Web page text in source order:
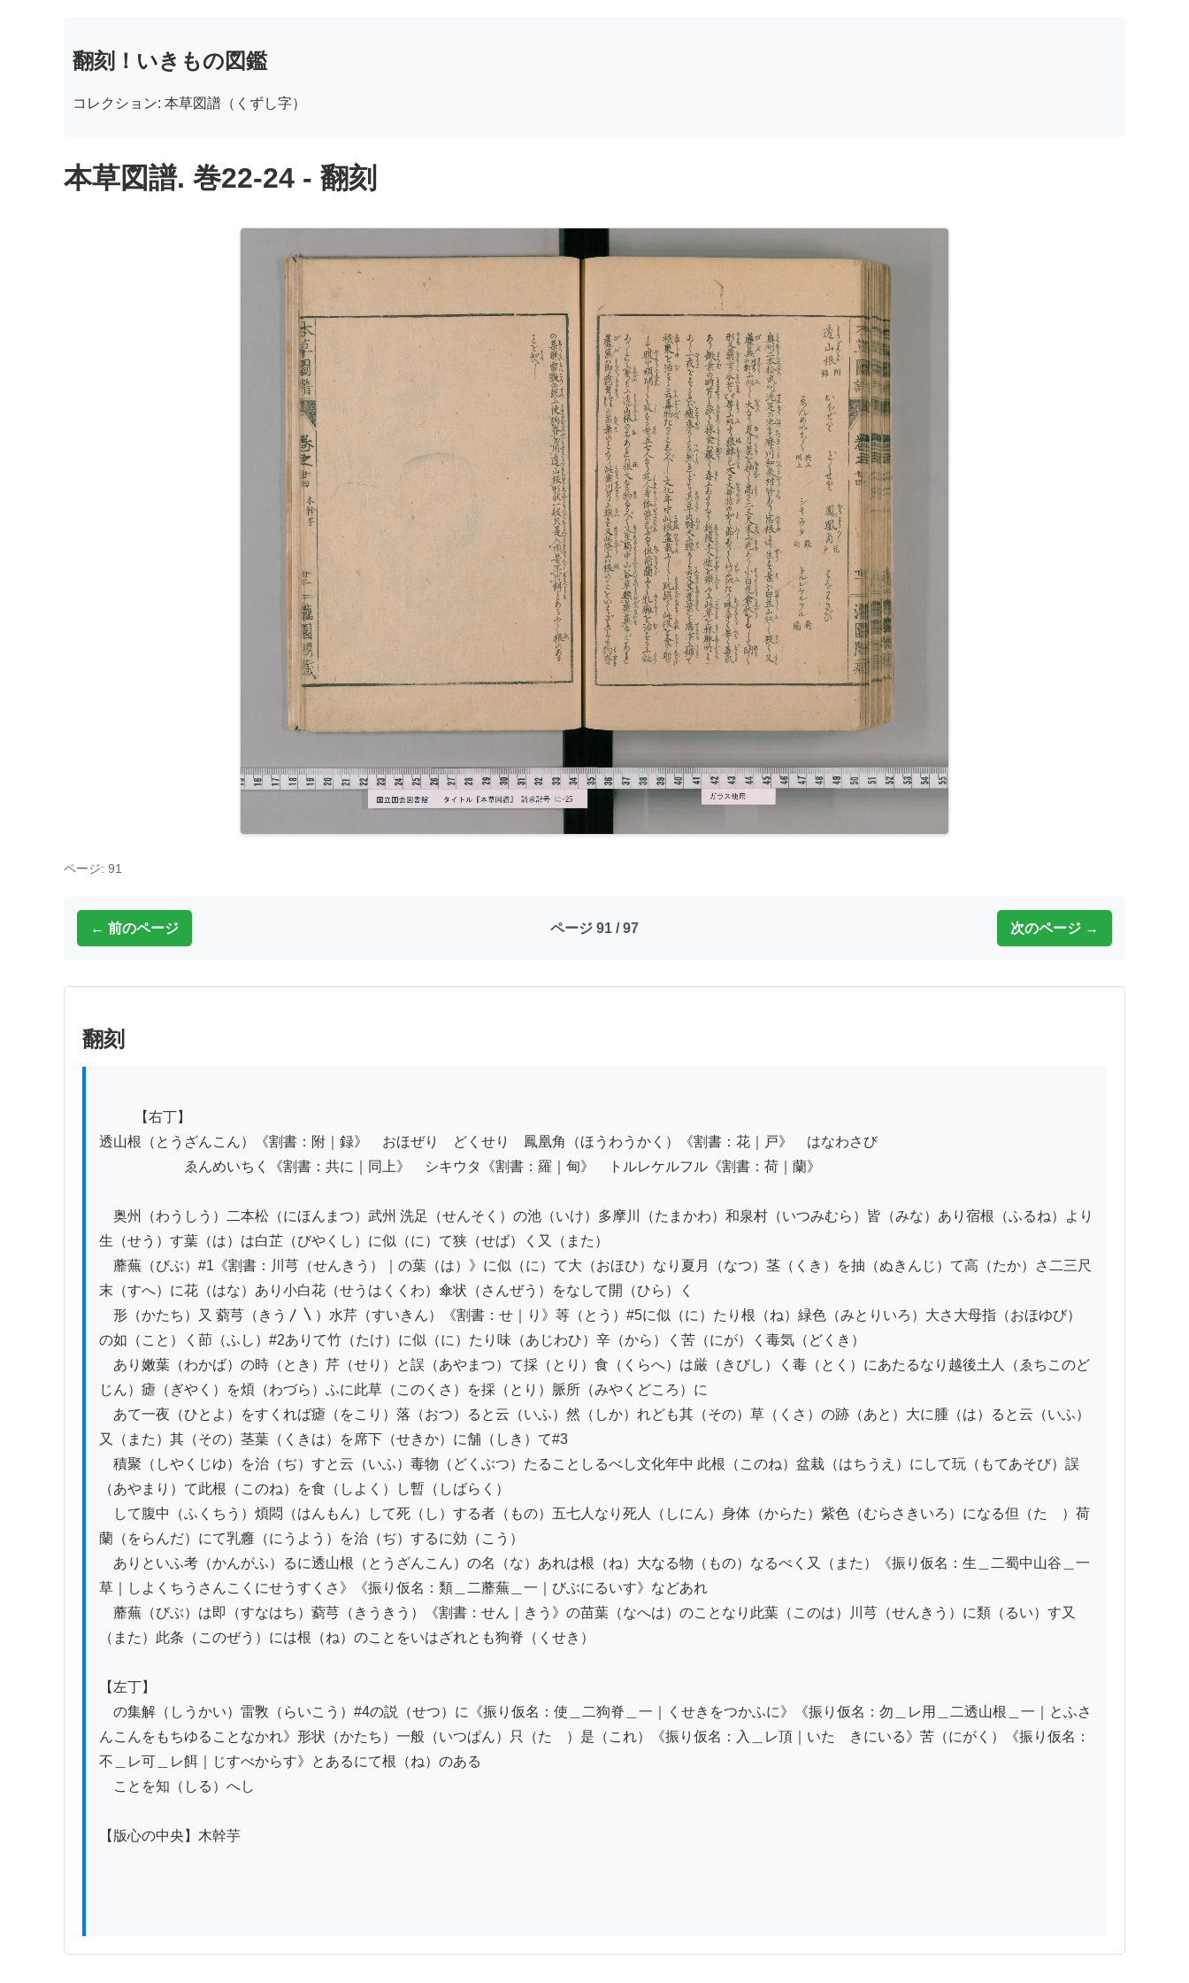
翻刻！いきもの図鑑
コレクション: 本草図譜（くずし字）
本草図譜. 巻22-24 - 翻刻
ページ: 91
← 前のページ ページ 91 / 97 次のページ →
翻刻
透山根（とうざんこん）《割書：附｜録》　おほぜり　どくせり　鳳凰角（ほうわうかく）《割書：花｜戸》　はなわさび
ゑんめいちく《割書：共に｜同上》　シキウタ《割書：羅｜甸》　トルレケルフル《割書：荷｜蘭》
奥州（わうしう）二本松（にほんまつ）武州 洗足（せんそく）の池（いけ）多摩川（たまかわ）和泉村（いつみむら）皆（みな）あり宿根（ふるね）より
生（せう）す葉（は）は白芷（びやくし）に似（に）て狭（せば）く又（また）
蘼蕪（びぶ）#1《割書：川芎（せんきう）｜の葉（は）》に似（に）て大（おほひ）なり夏月（なつ）茎（くき）を抽（ぬきんじ）て高（たか）さ二三尺
末（すへ）に花（はな）あり小白花（せうはくくわ）傘状（さんぜう）をなして開（ひら）く
形（かたち）又 藭芎（きう〳〵）水芹（すいきん）《割書：せ｜り》䓁（とう）#5に似（に）たり根（ね）緑色（みとりいろ）大さ大母指（おほゆび）
の如（こと）く莭（ふし）#2ありて竹（たけ）に似（に）たり味（あじわひ）辛（から）く苦（にが）く毒気（どくき）
あり嫩葉（わかば）の時（とき）芹（せり）と誤（あやまつ）て採（とり）食（くらへ）は厳（きびし）く毒（とく）にあたるなり越後土人（ゑちこのど
じん）瘧（ぎやく）を煩（わづら）ふに此草（このくさ）を採（とり）脈所（みやくどころ）に
あて一夜（ひとよ）をすくれば瘧（をこり）落（おつ）ると云（いふ）然（しか）れども其（その）草（くさ）の跡（あと）大に腫（は）ると云（いふ）
又（また）其（その）茎葉（くきは）を席下（せきか）に舗（しき）て#3
積聚（しやくじゆ）を治（ぢ）すと云（いふ）毒物（どくぶつ）たることしるべし文化年中 此根（このね）盆栽（はちうえ）にして玩（もてあそび）誤
（あやまり）て此根（このね）を食（しよく）し暫（しばらく）
して腹中（ふくちう）煩悶（はんもん）して死（し）する者（もの）五七人なり死人（しにん）身体（からた）紫色（むらさきいろ）になる但（たゞ）荷
蘭（をらんだ）にて乳癰（にうよう）を治（ぢ）するに効（こう）
ありといふ考（かんがふ）るに透山根（とうざんこん）の名（な）あれは根（ね）大なる物（もの）なるべく又（また）《振り仮名：生＿二蜀中山谷＿一
草｜しよくちうさんこくにせうすくさ》《振り仮名：類＿二蘼蕪＿一｜びぶにるいす》などあれ
蘼蕪（びぶ）は即（すなはち）藭芎（きうきう）《割書：せん｜きう》の苗葉（なへは）のことなり此葉（このは）川芎（せんきう）に類（るい）す又
（また）此条（このぜう）には根（ね）のことをいはざれとも狗脊（くせき）
【左丁】
の集解（しうかい）雷斆（らいこう）#4の説（せつ）に《振り仮名：使＿二狗脊＿一｜くせきをつかふに》《振り仮名：勿＿レ用＿二透山根＿一｜とふさ
んこんをもちゆることなかれ》形状（かたち）一般（いつぱん）只（たゝ）是（これ）《振り仮名：入＿レ頂｜いたゝきにいる》苦（にがく）《振り仮名：
不＿レ可＿レ餌｜じすべからす》とあるにて根（ね）のある
ことを知（しる）へし
【版心の中央】木幹芋